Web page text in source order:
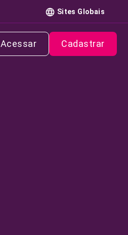
Sites Globais
Acessar Cadastrar